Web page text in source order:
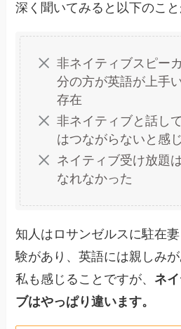
深く聞いてみると以下のこと
非ネイティブスピー
分の方が英語が上手
存在
非ネイティブと話し
はつながらないと感
ネイティブ受け放題
なれなかった
知人はロサンゼルスに駐在
験があり、英語には親しみが
私も感じることですが、 ネ
ブはやっぱり違います。